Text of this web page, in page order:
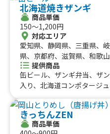
北海道焼きザンギ
商品単価
150〜1,200円
対応エリア
愛知県、静岡県、三重県、
県、京都府、滋賀県、和歌
県、埼玉県、栃木県、茨城県
提供商品
缶ビール、ザンギ弁当、ザ
入り、北海道コンポタージ
ラクラッシュジュース、ザ
ポテトフライ、北海道チー
道地鶏、北海道ハラミ丼、
きっちんZEN
商品単価